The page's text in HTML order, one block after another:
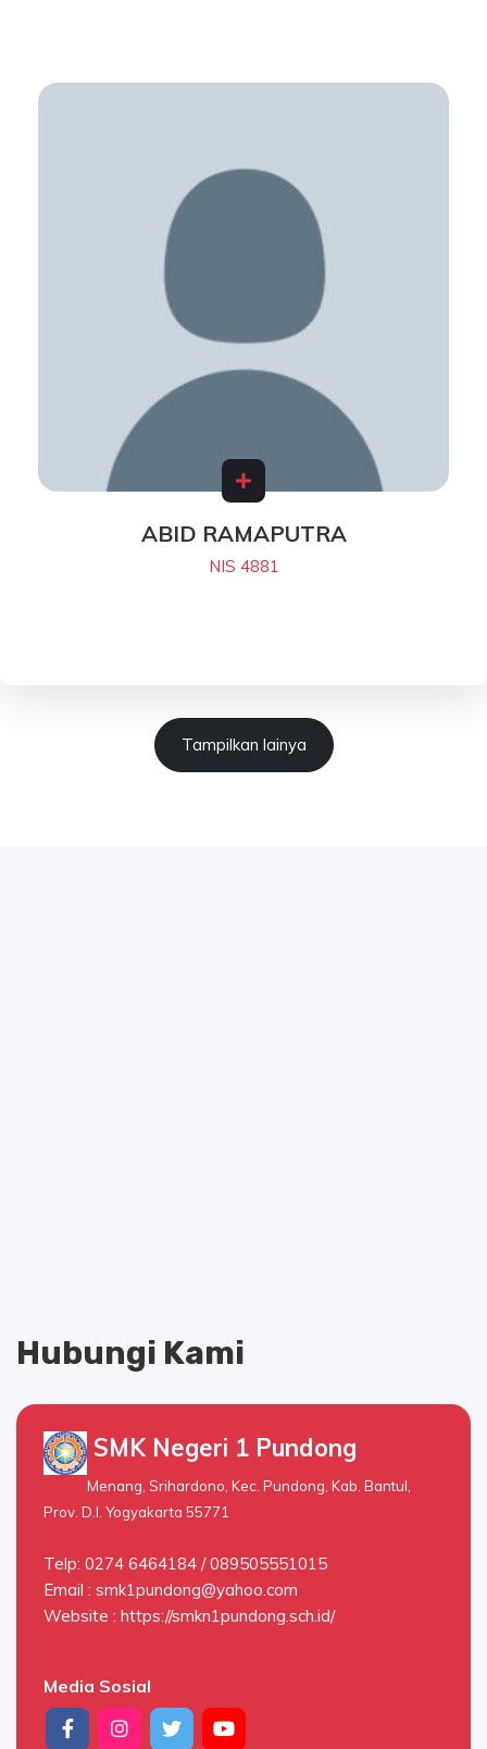
ABID RAMAPUTRA
NIS 4881
Tampilkan lainya
Hubungi Kami
SMK Negeri 1 Pundong
Menang, Srihardono, Kec. Pundong, Kab. Bantul,
Prov. D.I. Yogyakarta 55771
Telp: 0274 6464184 / 089505551015
Email : smk1pundong@yahoo.com
Website : https://smkn1pundong.sch.id/
Media Sosial